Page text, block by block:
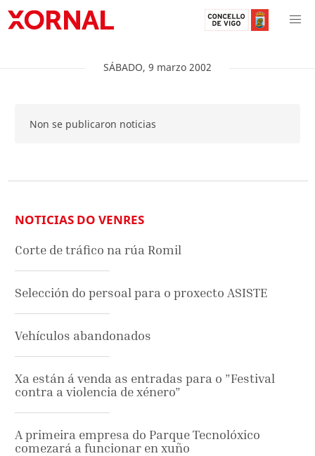
SÁBADO, 9 marzo 2002
Non se publicaron noticias
NOTICIAS DO VENRES
Corte de tráfico na rúa Romil
Selección do persoal para o proxecto ASISTE
Vehículos abandonados
Xa están á venda as entradas para o ”Festival
contra a violencia de xénero”
A primeira empresa do Parque Tecnolóxico
comezará a funcionar en xuño